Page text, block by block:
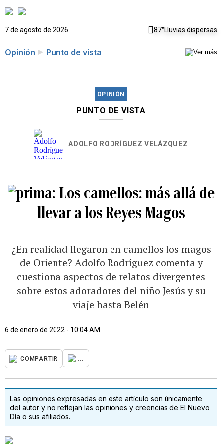
7 de agosto de 2026 87°Lluvias dispersas
Opinión Punto de vista
OPINIÓN
PUNTO DE VISTA
ADOLFO RODRÍGUEZ VELÁZQUEZ
Los camellos: más allá de
llevar a los Reyes Magos
¿En realidad llegaron en camellos los magos
de Oriente? Adolfo Rodríguez comenta y
cuestiona aspectos de relatos divergentes
sobre estos adoradores del niño Jesús y su
viaje hasta Belén
6 de enero de 2022 - 10:04 AM
COMPARTIR ...
Las opiniones expresadas en este artículo son únicamente
del autor y no reflejan las opiniones y creencias de El Nuevo
Día o sus afiliados.